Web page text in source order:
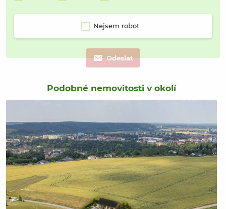
Nejsem robot
Odeslat
Podobné nemovitosti v okolí